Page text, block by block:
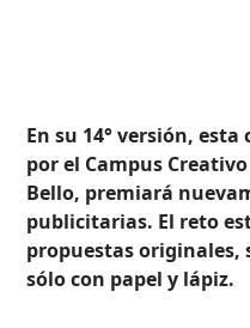
En su 14° versión,
por el Campus
Bello, premiará
publicitarias. El reto
propuestas originales,
sólo con papel y lápiz.